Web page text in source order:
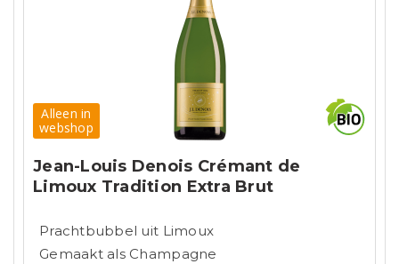
Alleen in
webshop
Jean-Louis Denois Crémant de
Limoux Tradition Extra Brut
Prachtbubbel uit Limoux
Gemaakt als Champagne